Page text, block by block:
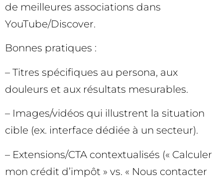
de meilleures associations dans
YouTube/Discover.
Bonnes pratiques :
– Titres spécifiques au persona, aux
douleurs et aux résultats mesurables.
– Images/vidéos qui illustrent la situation
cible (ex. interface dédiée à un secteur).
– Extensions/CTA contextualisés (« Calculer
mon crédit d’impôt » vs. « Nous contacter